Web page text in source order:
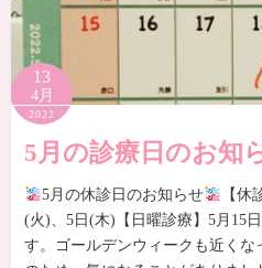
13
4月
2022
5月の診療日のお知
5月の休診日のお知らせ
【休
(火)、5日(木)【日曜診療】5月15
す。ゴールデンウィークも近く